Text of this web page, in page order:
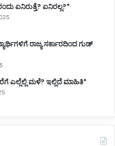
ಏನಿರುತ್ತೆ? ಏನಿರಲ್ಲ?*
ರಾಜ್ಯ ಸರ್ಕಾರದಿಂದ ಗುಡ್
ಎಲ್ಲೆಲ್ಲಿ ಮಳೆ? ಇಲ್ಲಿದೆ ಮಾಹಿತಿ*